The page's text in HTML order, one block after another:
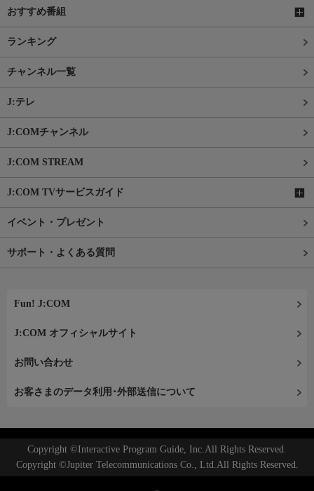
おすすめ番組
ランキング
チャンネル一覧
J:テレ
J:COMチャンネル
J:COM STREAM
J:COM TVサービスガイド
イベント・プレゼント
サポート・よくある質問
Fun! J:COM
J:COM オフィシャルサイト
お問い合わせ
お客さまのデータ利用･外部送信について
Copyright ©Interactive Program Guide, Inc.All Rights Reserved.
Copyright ©Jupiter Telecommunications Co., Ltd.All Rights Reserved.